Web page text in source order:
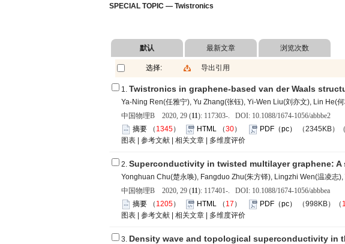
SPECIAL TOPIC — Twistronics
默认 最新文章 浏览次数
选择: 导出引用
1. Twistronics in graphene-based van der Waals
Ya-Ning Ren(任雅宁), Yu Zhang(张钰), Yi-Wen Liu(刘亦文), Lin He(
中国物理B 2020, 29 (11): 117303-. DOI: 10.1088/1674-1056/abbbe2
摘要 （ 1345） HTML （30） PDF（pc） （2345KB）（
图表
参考文献 相关文章 多维度评价
2. Superconductivity in twisted multilayer graphene:
Yonghuan Chu(楚永唤), Fangduo Zhu(朱方铎), Lingzhi Wen(温凌
中国物理B 2020, 29 (11): 117401-. DOI: 10.1088/1674-1056/abbbea
摘要 （ 1205） HTML （ 17 ） PDF（pc） （998KB）（
图表
参考文献 相关文章 多维度评价
3. Density wave and topological superconductivity in